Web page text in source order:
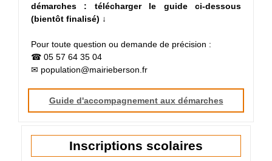
démarches : télécharger le guide ci-dessous
(bientôt finalisé) ↓
Pour toute question ou demande de précision :
☎ 05 57 64 35 04
✉ population@mairieberson.fr
Guide d'accompagnement aux démarches
Inscriptions scolaires